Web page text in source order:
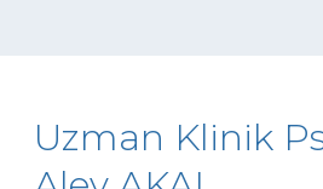
Uzman Klinik